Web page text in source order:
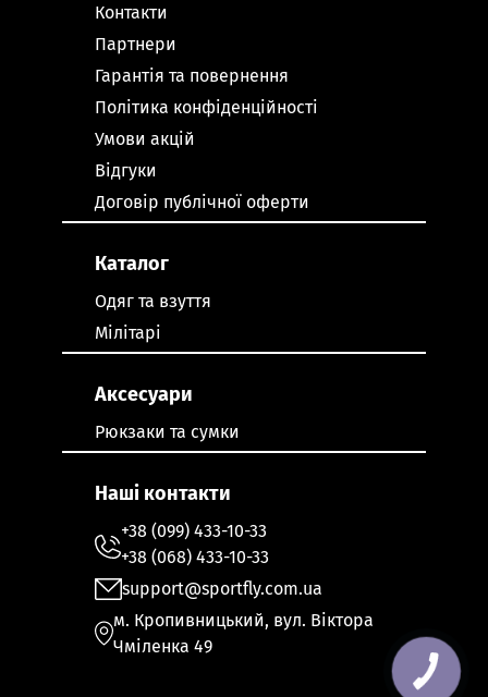
Контакти
Партнери
Гарантія та повернення
Політика конфіденційності
Умови акцій
Відгуки
Договір публічної оферти
Каталог
Одяг та взуття
Мілітарі
Аксесуари
Рюкзаки та сумки
Наші контакти
+38 (099) 433-10-33
+38 (068) 433-10-33
support@sportfly.com.ua
м. Кропивницький, вул. Віктора
Чміленка 49